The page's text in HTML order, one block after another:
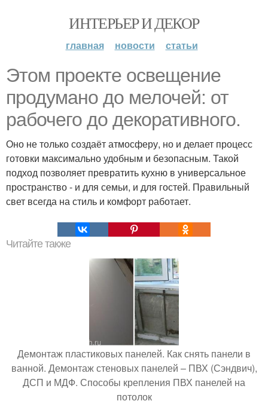
ИНТЕРЬЕР И ДЕКОР
главная новости статьи
Этом проекте освещение
продумано до мелочей: от
рабочего до декоративного.
Оно не только создаёт атмосферу, но и делает процесс
готовки максимально удобным и безопасным. Такой
подход позволяет превратить кухню в универсальное
пространство - и для семьи, и для гостей. Правильный
свет всегда на стиль и комфорт работает.
Читайте также
Демонтаж пластиковых панелей. Как снять панели в
ванной. Демонтаж стеновых панелей – ПВХ (Сэндвич),
ДСП и МДФ. Способы крепления ПВХ панелей на
потолок